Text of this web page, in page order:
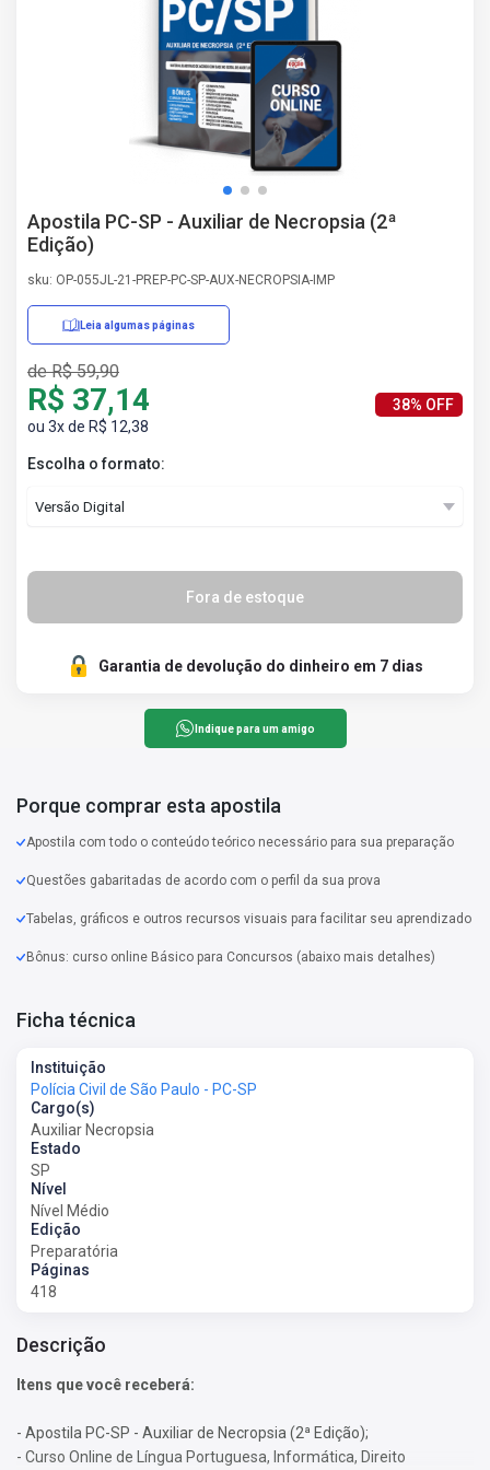
Apostila PC-SP - Auxiliar de Necropsia (2ª
Edição)
sku: OP-055JL-21-PREP-PC-SP-AUX-NECROPSIA-IMP
Leia algumas páginas
de R$ 59,90
R$ 37,14
ou 3x de R$ 12,38
38% OFF
Escolha o formato:
Fora de estoque
Garantia de devolução do dinheiro em 7 dias
Indique para um amigo
Porque comprar esta apostila
Apostila com todo o conteúdo teórico necessário para sua preparação
Questões gabaritadas de acordo com o perfil da sua prova
Tabelas, gráficos e outros recursos visuais para facilitar seu aprendizado
Bônus: curso online Básico para Concursos (abaixo mais detalhes)
Ficha técnica
Instituição
Polícia Civil de São Paulo - PC-SP
Cargo(s)
Auxiliar Necropsia
Estado
SP
Nível
Nível Médio
Edição
Preparatória
Páginas
418
Descrição
Itens que você receberá:
- Apostila PC-SP - Auxiliar de Necropsia (2ª Edição);
- Curso Online de Língua Portuguesa, Informática, Direito